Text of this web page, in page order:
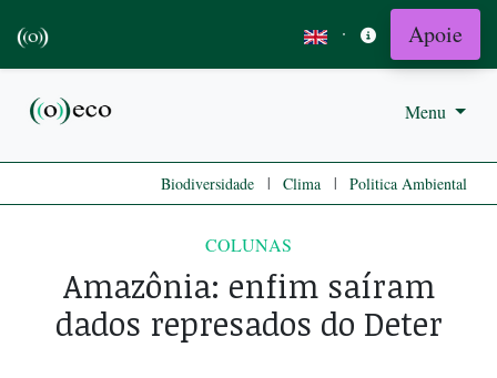
· Apoie
Menu
Biodiversidade | Clima | Politica Ambiental
COLUNAS
Amazônia: enfim saíram
dados represados do Deter